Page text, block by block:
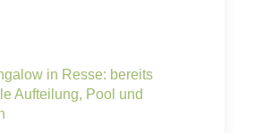
in Resse: bereits
Aufteilung, Pool und